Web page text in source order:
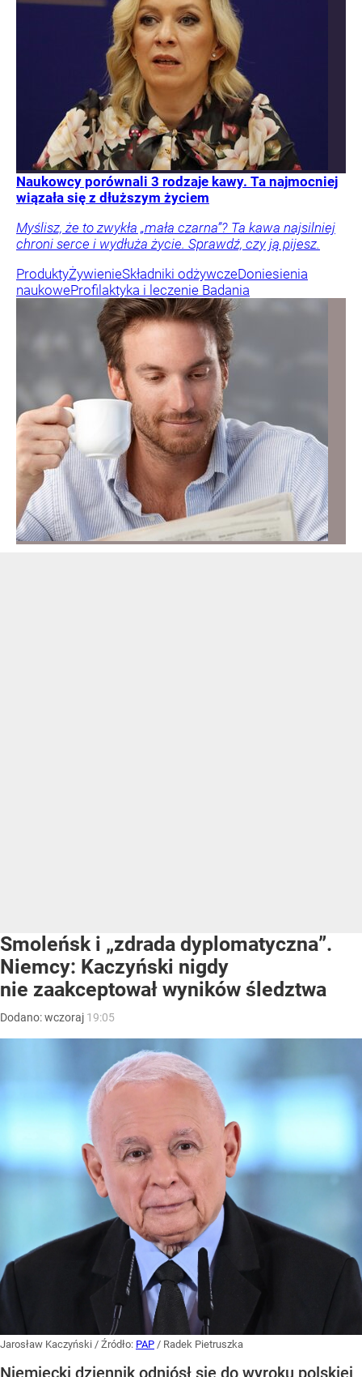
Naukowcy porównali 3 rodzaje kawy. Ta najmocniej
wiązała się z dłuższym życiem
Myślisz, że to zwykła „mała czarna”? Ta kawa najsilniej
chroni serce i wydłuża życie. Sprawdź, czy ją pijesz.
ProduktyŻywienieSkładniki odżywczeDoniesienia
naukoweProfilaktyka i leczenie Badania
Smoleńsk i „zdrada dyplomatyczna”.
Niemcy: Kaczyński nigdy
nie zaakceptował wyników śledztwa
Dodano:wczoraj 19:05
Jarosław Kaczyński / Źródło: PAP / Radek Pietruszka